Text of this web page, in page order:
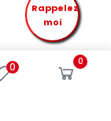
0 0
Rappelez
moi